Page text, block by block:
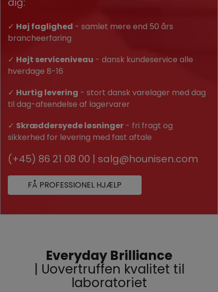
✓ Høj faglighed - samlet mere end 50 års
brancheerfaring
✓ Højt serviceniveau - dansk kundeservice alle
hverdage 8-16
✓ Hurtig levering - stort dansk varelager med dag
til dag-afsendelse af lagervarer
✓ Skræddersyede løsninger - fri fragt og
sikkerhed for levering med fast aftale
(+45) 86 21 08 00 | salg@hounisen.com
FÅ PROFESSIONEL HJÆLP
Everyday Brilliance
| Uovertruffen kvalitet til
laboratoriet